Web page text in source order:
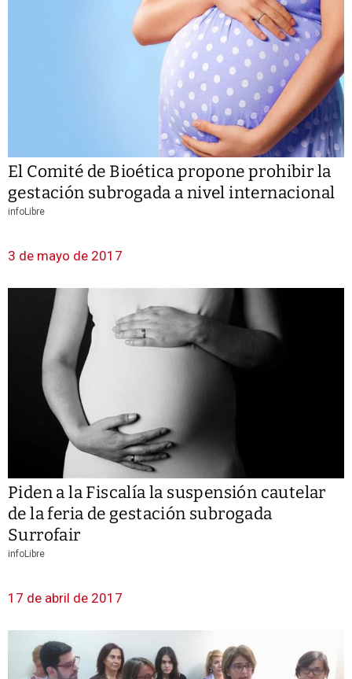
El Comité de Bioética propone prohibir la
gestación subrogada a nivel internacional
infoLibre
3 de mayo de 2017
Piden a la Fiscalía la suspensión cautelar
de la feria de gestación subrogada
Surrofair
infoLibre
17 de abril de 2017